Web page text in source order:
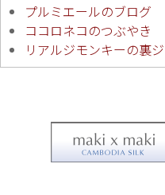
プルミエールのブログ
ココロネコのつぶやき
リアルジモンキーの裏